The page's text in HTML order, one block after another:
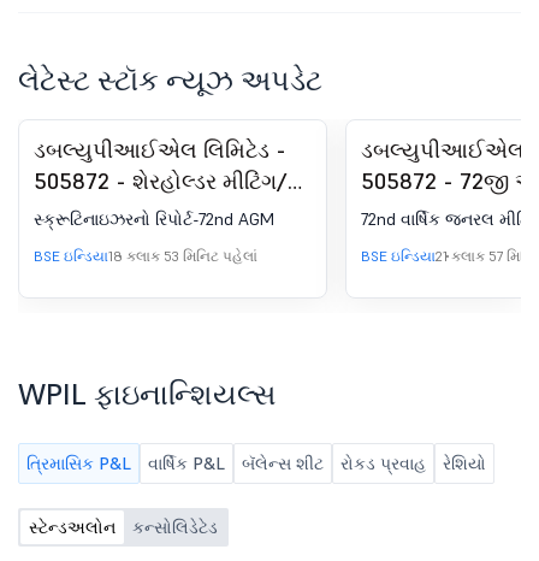
લેટેસ્ટ સ્ટૉક ન્યૂઝ અપડેટ
ડબલ્યુપીઆઈએલ લિમિટેડ -
505872 - શેરહોલ્ડર મીટિંગ/
પોસ્ટલ બૅલટ-સ્ક્રુટિનાઇઝરનો
રિપોર્ટ
સ્ક્રૂટિનાઇઝરનો રિપોર્ટ-72nd AGM
BSE ઇન્ડિયા18 કલાક 53 મિનિટ પહેલાં
ડબલ્યુપીઆઈએલ
505872 - 72જી
કાર્યવાહી
72nd વાર્ષિક જનરલ
BSE ઇન્ડિયા21 કલાક 57
WPIL ફાઇનાન્શિયલ્સ
ત્રિમાસિક P&L વાર્ષિક P&L બૅલેન્સ શીટ રોકડ પ્રવાહ રેશિયો
સ્ટેન્ડઅલોન કન્સોલિડેટેડ